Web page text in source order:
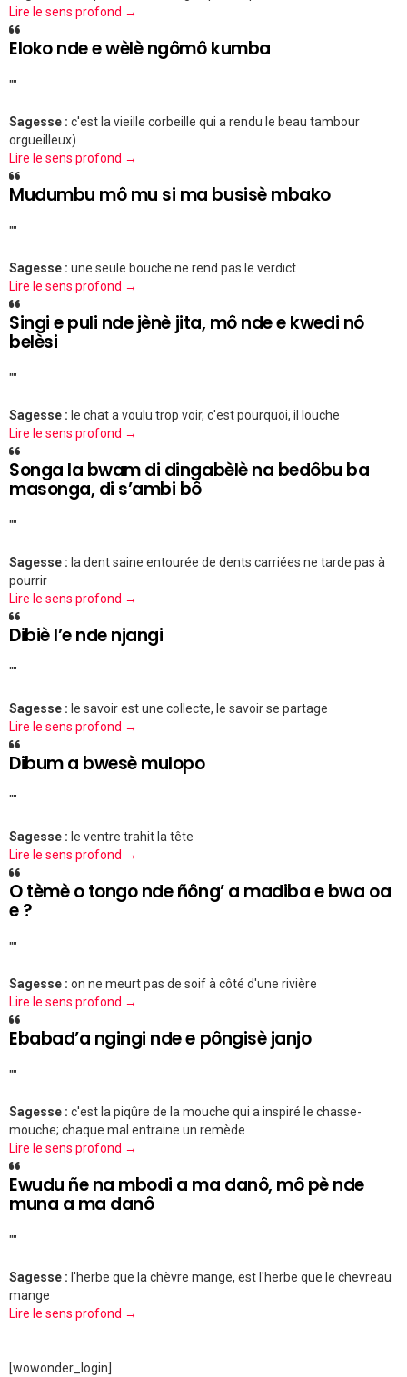
Lire le sens profond →
Eloko nde e wèlè ngômô kumba
""
Sagesse : c'est la vieille corbeille qui a rendu le beau tambour
orgueilleux)
Lire le sens profond →
Mudumbu mô mu si ma busisè mbako
""
Sagesse : une seule bouche ne rend pas le verdict
Lire le sens profond →
Singi e puli nde jènè jita, mô nde e kwedi nô
belèsi
""
Sagesse : le chat a voulu trop voir, c'est pourquoi, il louche
Lire le sens profond →
Songa la bwam di dingabèlè na bedôbu ba
masonga, di s’ambi bô
""
Sagesse : la dent saine entourée de dents carriées ne tarde pas à
pourrir
Lire le sens profond →
Dibiè l’e nde njangi
""
Sagesse : le savoir est une collecte, le savoir se partage
Lire le sens profond →
Dibum a bwesè mulopo
""
Sagesse : le ventre trahit la tête
Lire le sens profond →
O tèmè o tongo nde ñông’ a madiba e bwa oa
e ?
""
Sagesse : on ne meurt pas de soif à côté d'une rivière
Lire le sens profond →
Ebabad’a ngingi nde e pôngisè janjo
""
Sagesse : c'est la piqûre de la mouche qui a inspiré le chasse-
mouche; chaque mal entraine un remède
Lire le sens profond →
Ewudu ñe na mbodi a ma danô, mô pè nde
muna a ma danô
""
Sagesse : l'herbe que la chèvre mange, est l'herbe que le chevreau
mange
Lire le sens profond →
[wowonder_login]